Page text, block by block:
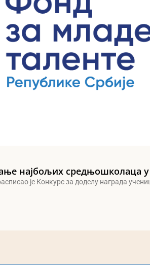
најбољих средњошколаца у
је Конкурс за доделу награда